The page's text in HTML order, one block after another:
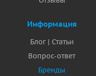
Информация
Блог | Статьи
Вопрос-ответ
Бренды